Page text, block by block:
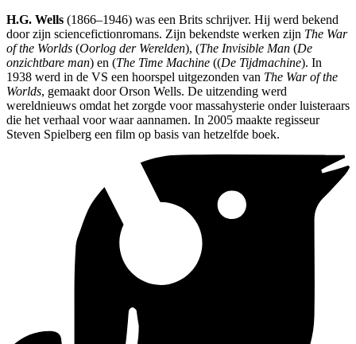
H.G. Wells (1866–1946) was een Brits schrijver. Hij werd bekend
door zijn sciencefictionromans. Zijn bekendste werken zijn The War
of the Worlds (Oorlog der Werelden), (The Invisible Man (De
onzichtbare man) en (The Time Machine ((De Tijdmachine). In
1938 werd in de VS een hoorspel uitgezonden van The War of the
Worlds, gemaakt door Orson Wells. De uitzending werd
wereldnieuws omdat het zorgde voor massahysterie onder luisteraars
die het verhaal voor waar aannamen. In 2005 maakte regisseur
Steven Spielberg een film op basis van hetzelfde boek.